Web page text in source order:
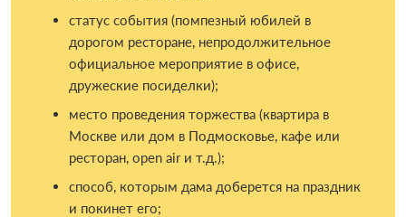
статус события (помпезный юбилей в
дорогом ресторане, непродолжительное
официальное мероприятие в офисе,
дружеские посиделки);
место проведения торжества (квартира в
Москве или дом в Подмосковье, кафе или
ресторан, open air и т.д.);
способ, которым дама доберется на праздник
и покинет его;